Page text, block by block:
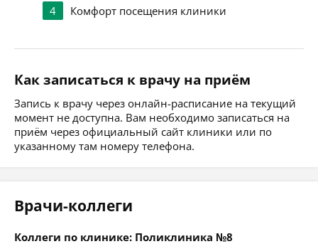
4
Комфорт посещения клиники
Как записаться к врачу на приём
Запись к врачу через онлайн-расписание на текущий
момент не доступна. Вам необходимо записаться на
приём через официальный сайт клиники или по
указанному там номеру телефона.
Врачи-коллеги
Коллеги по клинике: Поликлиника №8